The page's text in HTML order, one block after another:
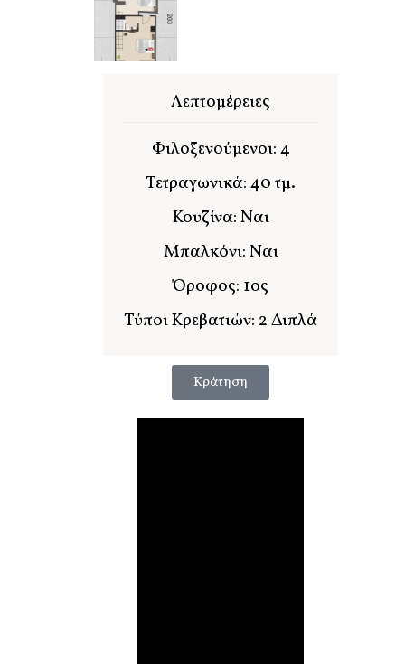
Λεπτομέρειες
Φιλοξενούμενοι: 4
Τετραγωνικά: 40 τμ.
Κουζίνα: Ναι
Μπαλκόνι: Ναι
Όροφος: 1ος
Τύποι Κρεβατιών: 2 Διπλά
Κράτηση